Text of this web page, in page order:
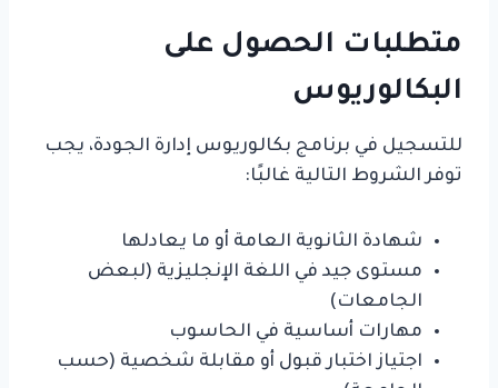
متطلبات الحصول على
البكالوريوس
للتسجيل في برنامج بكالوريوس إدارة الجودة، يجب
توفر الشروط التالية غالبًا:
شهادة الثانوية العامة أو ما يعادلها
مستوى جيد في اللغة الإنجليزية (لبعض
الجامعات)
مهارات أساسية في الحاسوب
اجتياز اختبار قبول أو مقابلة شخصية (حسب